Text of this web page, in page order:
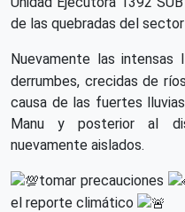
de las quebradas del
Nuevamente las intensas
derrumbes, crecidas de
causa de las fuertes
Manu y posterior al
nuevamente aislados.
tomar precauciones
el reporte climático